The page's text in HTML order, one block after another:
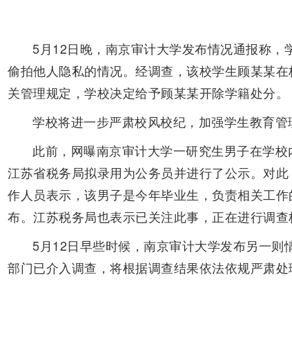
5月12日晚，南京审计大学发布情况通报称
偷拍他人隐私的情况。经调查，该校学生顾某某
关管理规定，学校决定给予顾某某开除学籍处分。
学校将进一步严肃校风校纪，加强学生教育管
此前，网曝南京审计大学一研究生男子在学
江苏省税务局拟录用为公务员并进行了公示。对
作人员表示，该男子是今年毕业生，负责相关工
布。江苏税务局也表示已关注此事，正在进行调查
5月12日早些时候，南京审计大学发布另一
部门已介入调查，将根据调查结果依法依规严肃处